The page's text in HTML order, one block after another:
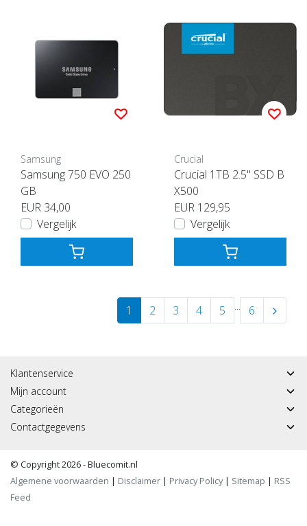
Samsung
Samsung 750 EVO 250
GB
EUR 34,00
Vergelijk
Crucial
Crucial 1TB 2.5" SSD B
X500
EUR 129,95
Vergelijk
1 2 3 4 5 ... 6
Klantenservice
Mijn account
Categorieën
Contactgegevens
© Copyright 2026 - Bluecomit.nl
Algemene voorwaarden | Disclaimer | Privacy Policy| Sitemap | RSS
Feed